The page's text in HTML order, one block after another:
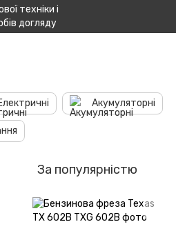
Акумуляторні
За популярністю